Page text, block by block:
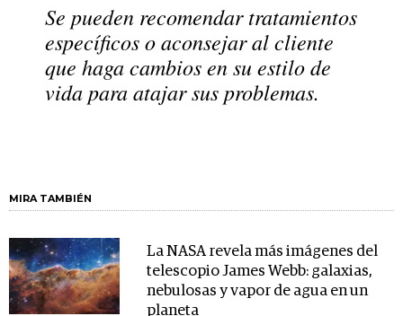
Se pueden recomendar tratamientos
específicos o aconsejar al cliente
que haga cambios en su estilo de
vida para atajar sus problemas.
MIRA TAMBIÉN
La NASA revela más imágenes del
telescopio James Webb: galaxias,
nebulosas y vapor de agua en un
planeta